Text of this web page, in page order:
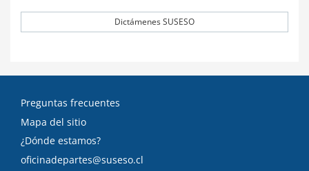
Dictámenes SUSESO
Preguntas frecuentes
Mapa del sitio
¿Dónde estamos?
oficinadepartes@suseso.cl